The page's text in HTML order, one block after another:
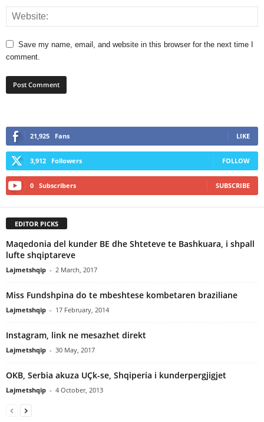
Save my name, email, and website in this browser for the next time I
comment.
21,925 Fans LIKE
3,912 Followers FOLLOW
0 Subscribers SUBSCRIBE
EDITOR PICKS
Maqedonia del kunder BE dhe Shteteve te Bashkuara, i shpall
lufte shqiptareve
Lajmetshqip - 2 March, 2017
Miss Fundshpina do te mbeshtese kombetaren braziliane
Lajmetshqip - 17 February, 2014
Instagram, link ne mesazhet direkt
Lajmetshqip - 30 May, 2017
OKB, Serbia akuza UÇk-se, Shqiperia i kunderpergjigjet
Lajmetshqip - 4 October, 2013